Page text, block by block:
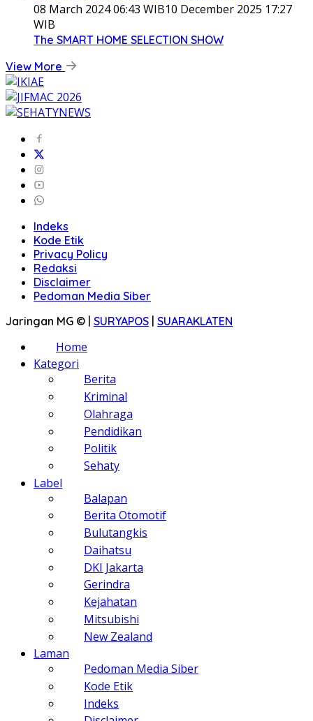
08 March 2024 06:43 WIB10 December 2025 17:27
WIB
The SMART HOME SELECTION SHOW
View More
Indeks
Kode Etik
Privacy Policy
Redaksi
Disclaimer
Pedoman Media Siber
Jaringan MG © | SURYAPOS | SUARAKLATEN
Home
Kategori
Berita
Kriminal
Olahraga
Pendidikan
Politik
Sehaty
Label
Balapan
Berita Otomotif
Bulutangkis
Daihatsu
DKI Jakarta
Gerindra
Kejahatan
Mitsubishi
New Zealand
Laman
Pedoman Media Siber
Kode Etik
Indeks